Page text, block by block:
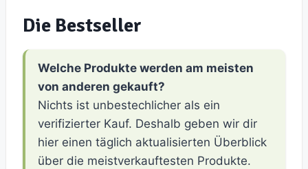
Die Bestseller
Welche Produkte werden am meisten
von anderen gekauft?
Nichts ist unbestechlicher als ein
verifizierter Kauf. Deshalb geben wir dir
hier einen täglich aktualisierten Überblick
über die meistverkauftesten Produkte.